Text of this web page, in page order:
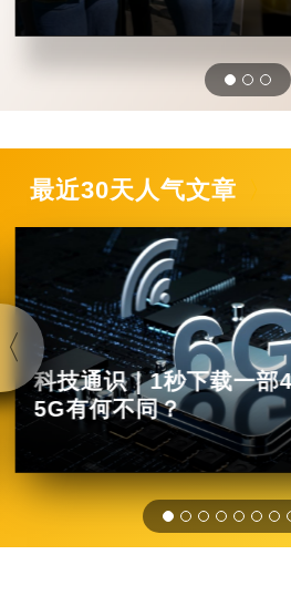
最近30天人气文章
科技通识｜1秒下载一部
5G有何不同？